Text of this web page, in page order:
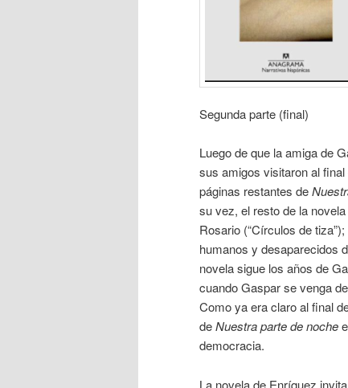
Segunda parte (final)
Luego de que la amiga de
sus amigos visitaron al
páginas restantes de
su vez, el resto de la
Rosario (“Círculos de
humanos y desaparecidos
novela sigue los años de
cuando Gaspar se venga
Como ya era claro al final
deNuestra parte de noche
democracia.
La novela de Enríquez